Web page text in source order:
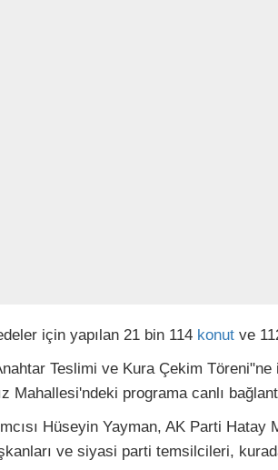
için yapılan 21 bin 114 konut ve
Teslimi ve Kura Çekim
programa canlı
Hüseyin Yayman, AK Parti
ve siyasi parti temsilcileri,